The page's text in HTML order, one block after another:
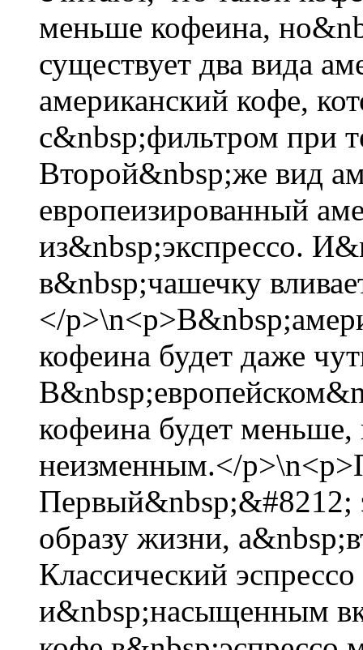
меньше кофеина,
существует два вида
американский кофе,
с&nbsp;фильтром при
Второй&nbsp;же вид
европеизированный
из&nbsp;экспрессо.
в&nbsp;чашечку
</
кофеина будет даже
кофеина будет меньше,
неизменным.</
Первый&nbsp;&#8212;
образу жизни,
Классический
и&nbsp;насыщенным